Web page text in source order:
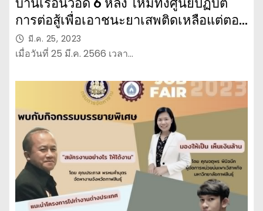
การต่อสู้เพื่อเอาชนะยาเสพติดเหลือแต่ตอ
ตะโกมี.ค. 25, 2023
เมื่อวันที่ 25 มี.ค. 2566 เวลา…